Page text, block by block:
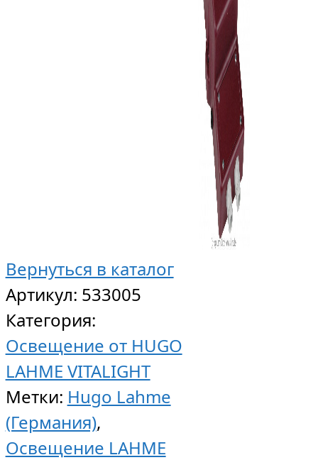
Вернуться в каталог
Артикул: 533005
Категория:
Освещение от HUGO
LAHME VITALIGHT
Метки: Hugo Lahme
(Германия),
Освещение LAHME